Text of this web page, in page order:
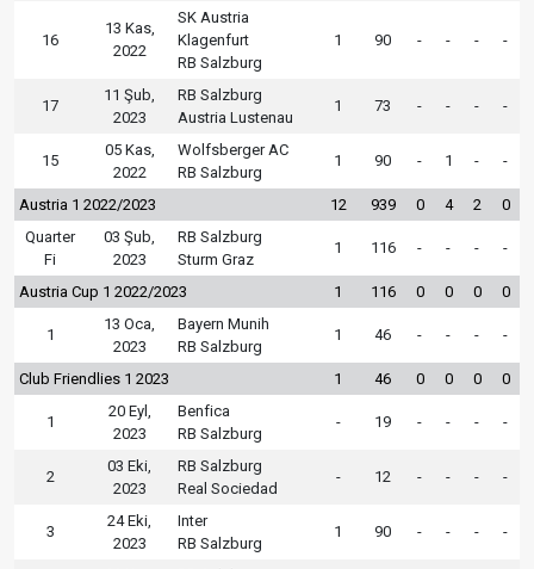
16
13 Kas,
2022
SK Austria
Klagenfurt
RB Salzburg
1 90 - - - -
17
11 Şub,
2023
RB Salzburg
Austria Lustenau
1 73 - - - -
15
05 Kas,
2022
Wolfsberger AC
RB Salzburg
1 90 - 1 - -
Austria 1 2022/2023 12 939 0 4 2
0
Quarter
Fi
03 Şub,
2023
RB Salzburg
Sturm Graz
1 116 - - - -
Austria Cup 1 2022/2023 1 116 0 0 0 0
1
13 Oca,
2023
Bayern Munih
RB Salzburg
1 46 - - - -
Club Friendlies 1 2023 1 46 0 0 0 0
1
20 Eyl,
2023
Benfica
RB Salzburg
- 19 - - - -
2
03 Eki,
2023
RB Salzburg
Real Sociedad
- 12 - - - -
3
24 Eki,
2023
Inter
RB Salzburg
1 90 - - - -